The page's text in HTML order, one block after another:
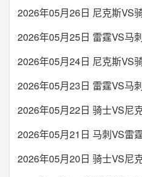
2026年05月25日 雷霆VS马
2026年05月23日 雷霆VS马
2026年05月21日 马刺VS雷